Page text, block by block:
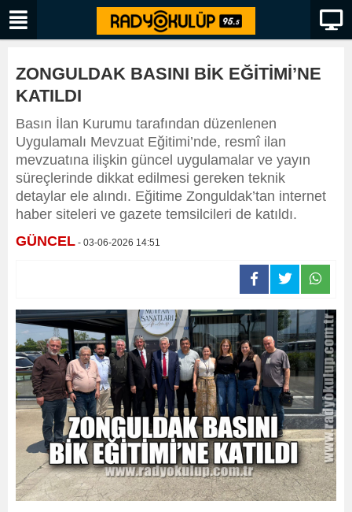
ZONGULDAK BASINI BİK EĞİTİMİ’NE
KATILDI
Basın İlan Kurumu tarafından düzenlenen
Uygulamalı Mevzuat Eğitimi’nde, resmî ilan
mevzuatına ilişkin güncel uygulamalar ve yayın
süreçlerinde dikkat edilmesi gereken teknik
detaylar ele alındı. Eğitime Zonguldak’tan internet
haber siteleri ve gazete temsilcileri de katıldı.
GÜNCEL - 03-06-2026 14:51